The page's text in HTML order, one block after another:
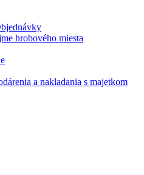
hrobového miesta
a nakladania s majetkom